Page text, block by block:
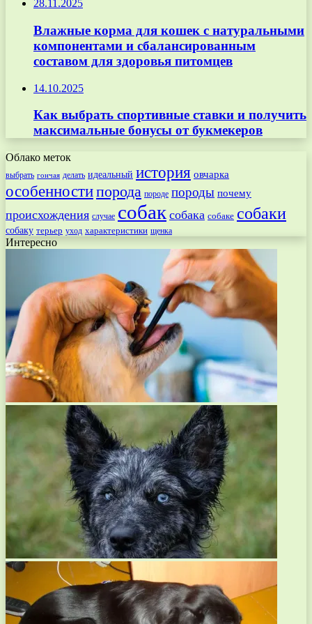
28.11.2025
Влажные корма для кошек с натуральными
компонентами и сбалансированным
составом для здоровья питомцев
14.10.2025
Как выбрать спортивные ставки и получить
максимальные бонусы от букмекеров
Облако меток
выбрать гончая делать идеальный история овчарка
особенностипорода породе породы почему
происхождения случае собак собака собаке собаки
собаку терьер уход характеристики щенка
Интересно